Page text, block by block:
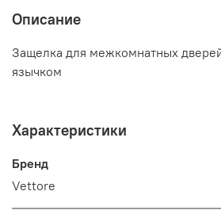
Описание
Защелка для межкомнатных
язычком
Характеристики
Бренд
Vettore